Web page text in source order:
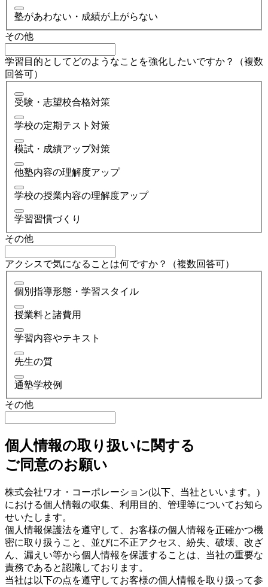
塾があわない・成績が上がらない
その他
学習目的としてどのようなことを強化したいですか？（複数
回答可）
受験・志望校合格対策
学校の定期テスト対策
模試・成績アップ対策
他塾内容の理解度アップ
学校の授業内容の理解度アップ
学習習慣づくり
その他
アクシスで気になることは何ですか？（複数回答可）
個別指導形態・学習スタイル
授業料と諸費用
学習内容やテキスト
先生の質
通塾学校例
その他
個人情報の取り扱いに関する
ご同意のお願い
株式会社ワオ・コーポレーション(以下、当社といいます。)
における個人情報の収集、利用目的、管理等についてお知ら
せいたします。
個人情報保護法を遵守して、お客様の個人情報を正確かつ機
密に取り扱うこと、並びに不正アクセス、紛失、破壊、改ざ
ん、漏えい等から個人情報を保護することは、当社の重要な
責務であると認識しております。
当社は以下の点を遵守してお客様の個人情報を取り扱って参